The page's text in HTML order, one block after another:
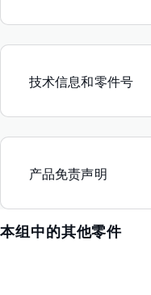
技术信息和零件号
产品免责声明
本组中的其他零件